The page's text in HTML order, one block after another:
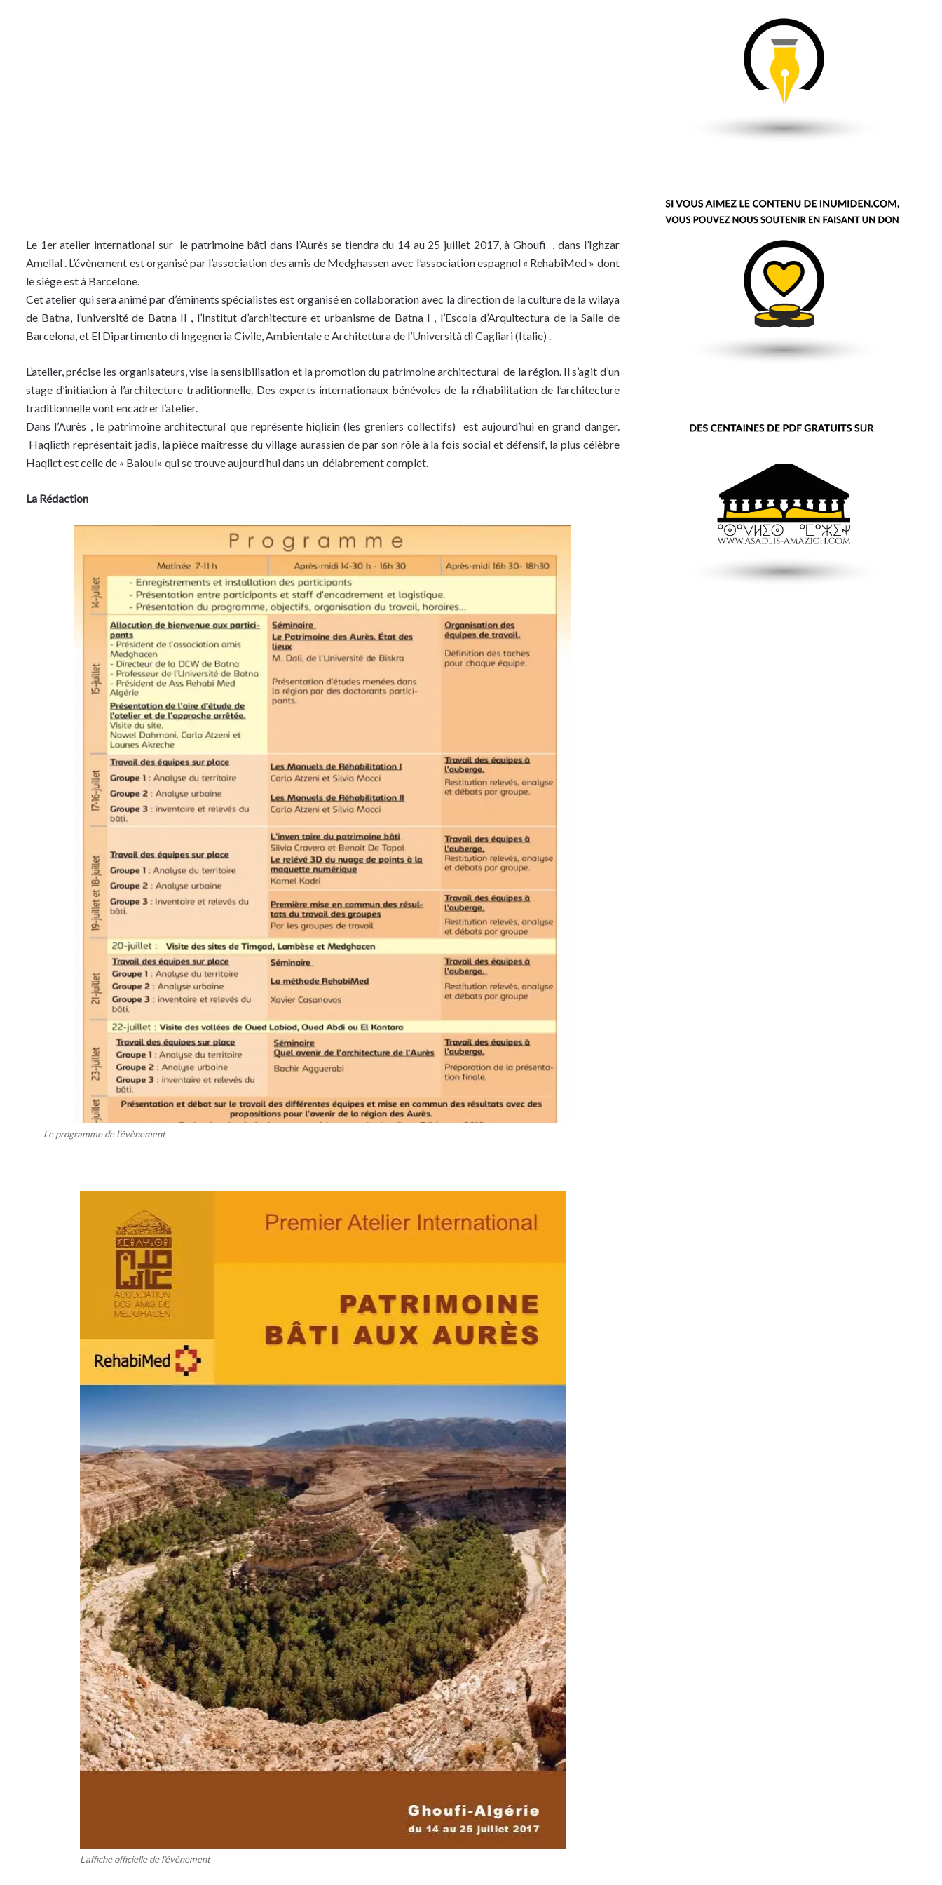
Le 1er atelier international sur le patrimoine bâti dans l’Aurès se tiendra du 14 au 25 juillet 2017, à Ghoufi , dans l’Ighzar
Amellal . L’évènement est organisé par l’association des amis de Medghassen avec l’association espagnol « RehabiMed » dont
le siège est à Barcelone.
Cet atelier qui sera animé par d’éminents spécialistes est organisé en collaboration avec la direction de la culture de la wilaya
de Batna, l’université de Batna II , l’Institut d’architecture et urbanisme de Batna I , l’Escola d’Arquitectura de la Salle de
Barcelona, et El Dipartimento di Ingegneria Civile, Ambientale e Architettura de l’Università di Cagliari (Italie) .
L’atelier, précise les organisateurs, vise la sensibilisation et la promotion du patrimoine architectural de la région. Il s’agit d’un
stage d’initiation à l’architecture traditionnelle. Des experts internationaux bénévoles de la réhabilitation de l’architecture
traditionnelle vont encadrer l’atelier.
Dans l’Aurès , le patrimoine architectural que représente hiqliɛin (les greniers collectifs) est aujourd’hui en grand danger.
Haqliɛth représentait jadis, la pièce maîtresse du village aurassien de par son rôle à la fois social et défensif, la plus célèbre
Haqliɛt est celle de « Baloul» qui se trouve aujourd’hui dans un délabrement complet.
La Rédaction
Le programme de l’évènement
L’affiche officielle de l’évènement